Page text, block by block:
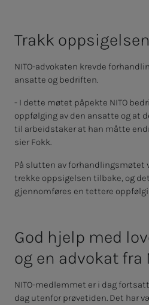
Trakk
NITO-advokaten krevde
ansatte og bedriften.
- I dette møtet påpekte NITO
oppfølging av den ansatte og at
til arbeidstaker at han måtte
sier Fokk.
På slutten av forhandlingsmøtet
trekke oppsigelsen tilbake, og
gjennomføres en tettere
God hjelp med
og en ad­vo­kat fra
NITO-medlemmet er i dag
dag utenfor prøvetiden. Det har